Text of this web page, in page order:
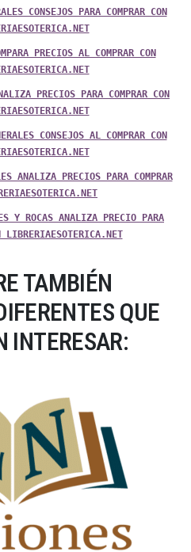
CONSEJOS PARA COMPRAR CON
PRECIOS AL COMPRAR CON
PRECIOS PARA COMPRAR CON
CONSEJOS AL COMPRAR CON
ANALIZA PRECIOS PARA COMPRAR
Y ROCAS ANALIZA PRECIO PARA
LIBRERIAESOTERICA.NET
TAMBIÉN
QUE
INTERESAR: